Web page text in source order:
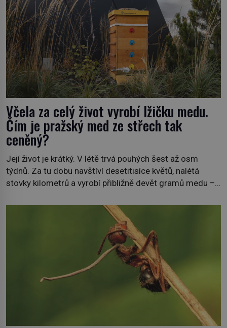
Včela za celý život vyrobí lžičku medu.
Čím je pražský med ze střech tak
ceněný?
Její život je krátký. V létě trvá pouhých šest až osm
týdnů. Za tu dobu navštíví desetitisíce květů, nalétá
stovky kilometrů a vyrobí přibližně devět gramů medu –
bezvýznamná. Teprve když se spojí s dalšími desítkami
tisíc příslušnic svého včelstva, vznikne jeden z
nejdokonalejších organismů […]